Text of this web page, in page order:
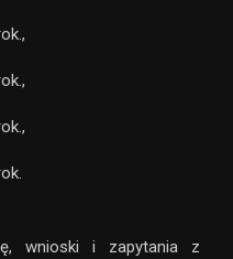
wnioski i zapytania z